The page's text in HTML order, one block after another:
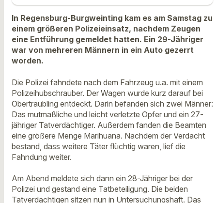
In Regensburg-Burgweinting kam es am Samstag zu
einem größeren Polizeieinsatz, nachdem Zeugen
eine Entführung gemeldet hatten. Ein 29-Jähriger
war von mehreren Männern in ein Auto gezerrt
worden.
Die Polizei fahndete nach dem Fahrzeug u.a. mit einem
Polizeihubschrauber. Der Wagen wurde kurz darauf bei
Obertraubling entdeckt. Darin befanden sich zwei Männer:
Das mutmaßliche und leicht verletzte Opfer und ein 27-
jähriger Tatverdächtiger. Außerdem fanden die Beamten
eine größere Menge Marihuana. Nachdem der Verdacht
bestand, dass weitere Täter flüchtig waren, lief die
Fahndung weiter.
Am Abend meldete sich dann ein 28-Jähriger bei der
Polizei und gestand eine Tatbeteiligung. Die beiden
Tatverdächtigen sitzen nun in Untersuchungshaft. Das